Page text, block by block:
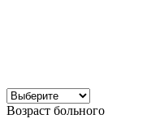
Возраст больного